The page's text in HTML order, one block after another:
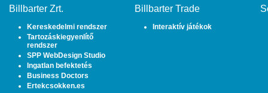
Billbarter Zrt.
Kereskedelmi rendszer
Tartozáskiegyenlítő
rendszer
SPP WebDesign Studio
Ingatlan befektetés
Business Doctors
Ertekcsokken.es
Billbarter Trade
Interaktív játékok